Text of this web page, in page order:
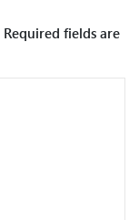
Required fields are